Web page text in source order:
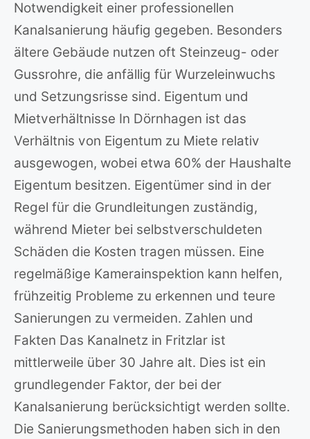
Notwendigkeit einer professionellen
Kanalsanierung häufig gegeben. Besonders
ältere Gebäude nutzen oft Steinzeug- oder
Gussrohre, die anfällig für Wurzeleinwuchs
und Setzungsrisse sind. Eigentum und
Mietverhältnisse In Dörnhagen ist das
Verhältnis von Eigentum zu Miete relativ
ausgewogen, wobei etwa 60% der Haushalte
Eigentum besitzen. Eigentümer sind in der
Regel für die Grundleitungen zuständig,
während Mieter bei selbstverschuldeten
Schäden die Kosten tragen müssen. Eine
regelmäßige Kamerainspektion kann helfen,
frühzeitig Probleme zu erkennen und teure
Sanierungen zu vermeiden. Zahlen und
Fakten Das Kanalnetz in Fritzlar ist
mittlerweile über 30 Jahre alt. Dies ist ein
grundlegender Faktor, der bei der
Kanalsanierung berücksichtigt werden sollte.
Die Sanierungsmethoden haben sich in den